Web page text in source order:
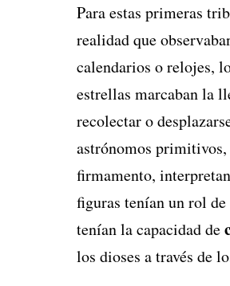
Para estas primeras
realidad que
calendarios o relojes,
estrellas marcaban la
recolectar o
astrónomos primitivos,
firmamento,
figuras tenían un rol
tenían la capacidad de
los dioses a través de